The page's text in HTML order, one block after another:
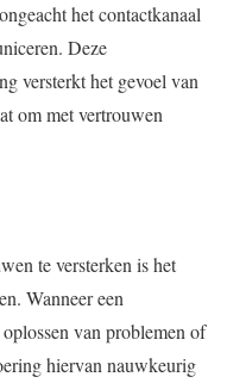
het contactkanaal
Deze
versterkt het gevoel van
om met vertrouwen
te versterken is het
Wanneer een
van problemen of
hiervan nauwkeurig